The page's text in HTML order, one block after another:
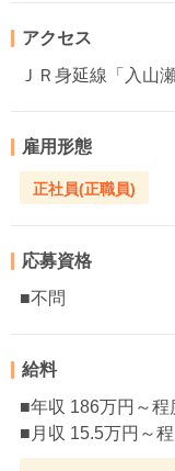
アクセス
ＪＲ身延線「入山
雇用形態
正社員(正職員)
応募資格
■不問
給料
■年収 186万円～程
■月収 15.5万円～